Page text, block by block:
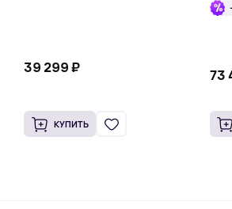
39 299 ₽
КУПИТЬ
73